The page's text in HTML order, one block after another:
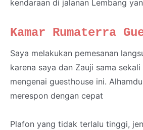
kendaraan di jalanan Lembang
Kamar Rumaterra
Saya melakukan pemesanan
karena saya dan Zauji sama
mengenai guesthouse ini.
merespon dengan cepat
Plafon yang tidak terlalu tinggi,